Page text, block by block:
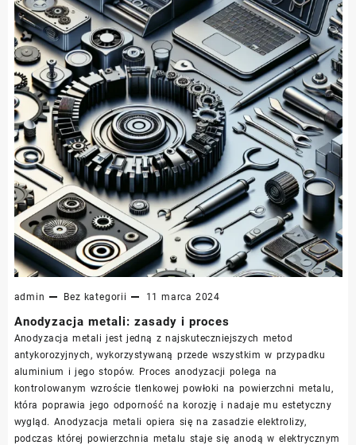
admin Bez kategorii 11 marca 2024
Anodyzacja metali: zasady i proces
Anodyzacja metali jest jedną z najskuteczniejszych metod
antykorozyjnych, wykorzystywaną przede wszystkim w przypadku
aluminium i jego stopów. Proces anodyzacji polega na
kontrolowanym wzroście tlenkowej powłoki na powierzchni metalu,
która poprawia jego odporność na korozję i nadaje mu estetyczny
wygląd. Anodyzacja metali opiera się na zasadzie elektrolizy,
podczas której powierzchnia metalu staje się anodą w elektrycznym